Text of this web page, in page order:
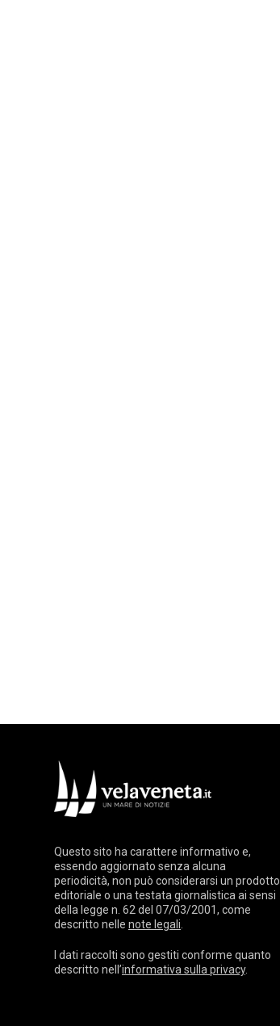
Questo sito ha carattere informativo e,
essendo aggiornato senza alcuna
periodicità, non può considerarsi un prodotto
editoriale o una testata giornalistica ai sensi
della legge n. 62 del 07/03/2001, come
descritto nelle note legali
I dati raccolti sono gestiti conforme quanto
descritto nell’informativa sulla privacy.